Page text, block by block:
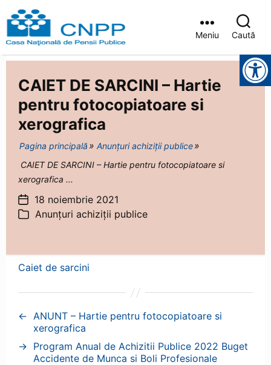
Județeană
Pensii
Brașov
Meniu Caută
Instrumente pentru accesibilitate
CAIET DE SARCINI – Hartie
pentru fotocopiatoare si
xerografica
Pagina principală
Anunțuri achiziții publice
CAIET DE SARCINI – Hartie pentru fotocopiatoare si
xerografica ...
Dată
articol
18 noiembrie 2021
Categorii
Anunțuri achiziții publice
Caiet de sarcini
← ANUNT – Hartie pentru fotocopiatoare si
xerografica
→ Program Anual de Achizitii Publice 2022 Buget
Accidente de Munca si Boli Profesionale